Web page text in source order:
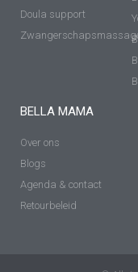
Doula support
BELLA MAMA
Over ons
Blogs
Agenda & contact
Retourbeleid